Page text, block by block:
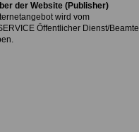
der Website (Publisher)
wird vom
Öffentlicher Dienst/Beamte